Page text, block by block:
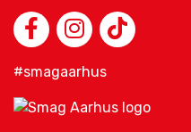
#smagaarhus